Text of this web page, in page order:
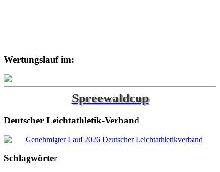
Wertungslauf im:
Spreewaldcup
Deutscher Leichtathletik-Verband
Schlagwörter